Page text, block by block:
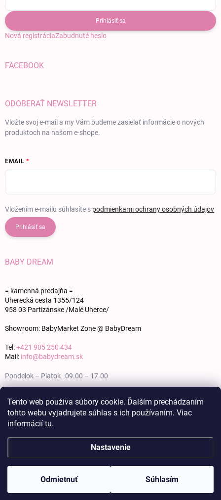
Tento web používa súbory cookie. Ďalším prechádzaním
tohto webu vyjadrujete súhlas s ich používaním. Viac
informácií tu.
Nastavenie
Odmietnuť Súhlasím
Prihlásiť sa
Nová registráciaZabudnuté heslo
FACEBOOK
ODOBERAŤ NEWSLETTER
Vložte svoj e-mail a my Vám budeme zasielať informácie o nových
produktoch na našom e-shope.
EMAIL
Vložením e-mailu súhlasíte s podmienkami ochrany osobných údajov
Prihlásiť sa
BABY DREAM
= kamenná predajňa =
Uherecká cesta 1355/124
958 03 Partizánske /Malé Uherce/
Showroom: BabyMarket Zone @ BabyDream
Tel:+421 905 250 434
Mail: info@babydream.sk
Pondelok – Piatok 09.00 – 17.00
Nedeľa zatvorené
Vytvoril Shoptet
Copyright 2026BABY DREAM. Všetky práva vyhradené.Upraviť nastavenie